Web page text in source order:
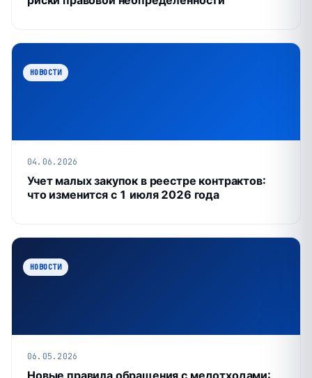
НОВОСТИ
04.06.2026
Учет малых закупок в реестре контрактов:
что изменится с 1 июля 2026 года
НОВОСТИ
06.05.2026
Новые правила обращения с медотходами: